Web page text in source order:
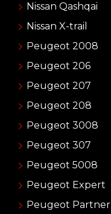
Nissan Qashqai
Nissan X-trail
Peugeot 2008
Peugeot 206
Peugeot 207
Peugeot 208
Peugeot 3008
Peugeot 307
Peugeot 5008
Peugeot Expert
Peugeot Partner